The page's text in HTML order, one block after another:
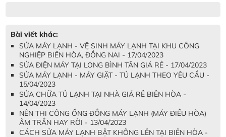
Bài viết khác:
SỬA MÁY LẠNH - VỆ SINH MÁY LẠNH TẠI KHU CÔNG
NGHIỆP BIÊN HÒA, ĐỒNG NAI - 17/04/2023
SỬA ĐIỆN MÁY TẠI LONG BÌNH TÂN GIÁ RẺ - 17/04/2023
SỬA MÁY LẠNH - MÁY GIẶT - TỦ LẠNH THEO YÊU CẦU -
15/04/2023
SỬA CHỮA TỦ LẠNH TẠI NHÀ GIÁ RẺ BIÊN HÒA -
14/04/2023
NÊN THI CÔNG ỐNG ĐỒNG MÁY LẠNH (MÁY ĐIỀU HÒA)
ÂM TRẦN HAY RỜI - 13/04/2023
CÁCH SỬA MÁY LẠNH BẬT KHÔNG LÊN TẠI BIÊN HÒA -